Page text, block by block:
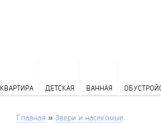
КВАРТИРА ДЕТСКАЯ ВАННАЯ
Главная » Звери и насекомые